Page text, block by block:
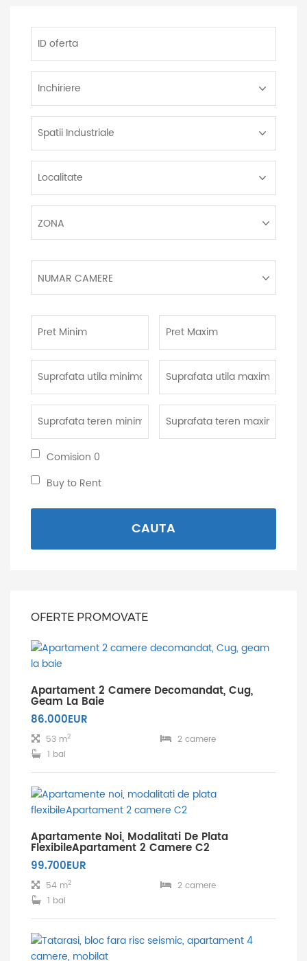
oferta
Tranzactie:
Proprietate:
ZONA
camere:
NUMAR CAMERE
Minim:
Maxim:
utila
minima:
utila
maxima:
teren
minima:
teren
maxima:
Comision
Comision 0
Buy
Rent:
Buy to Rent
CAUTA
OFERTE PROMOVATE
Apartament 2 Camere Decomandat, Cug,
Geam La Baie
86.000EUR
53 m2
2 camere
1 bai
Apartamente Noi, Modalitati De Plata
FlexibileApartament 2 Camere C2
99.700EUR
54 m2
2 camere
1 bai